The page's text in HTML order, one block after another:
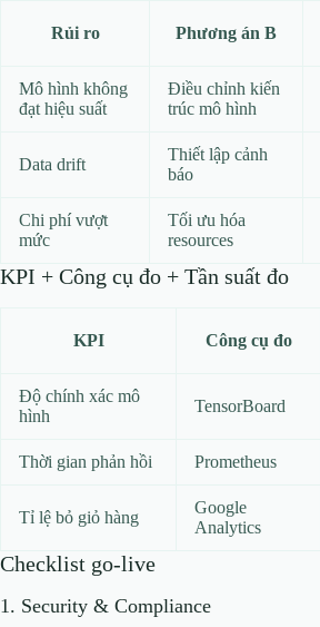
Rủi ro Phương án B
Mô hình không
đạt hiệu suất
Điều chỉnh kiến
trúc mô hình
Data drift
Thiết lập cảnh
báo
Chi phí vượt
mức
Tối ưu hóa
resources
KPI + Công cụ đo + Tần suất đo
KPI Công cụ đo
Độ chính xác mô
hình
TensorBoard
Thời gian phản hồi Prometheus
Tỉ lệ bỏ giỏ hàng
Google
Analytics
Checklist go-live
1. Security & Compliance